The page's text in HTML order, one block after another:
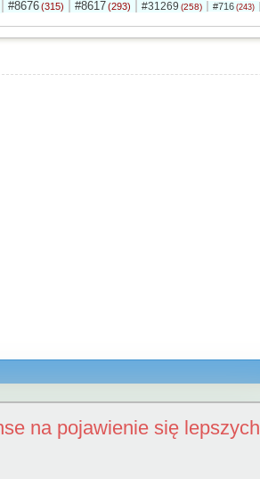
#8676 (315) #8617 (293) #31269 (258) #716 (243)
na pojawienie się lepszych